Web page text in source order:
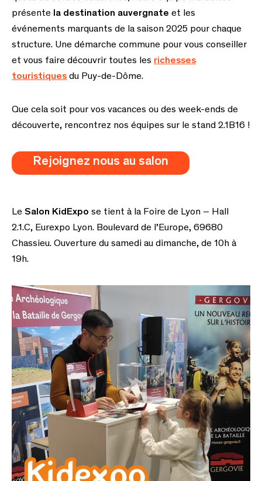
présente la destination auvergnate et les
événements marquants de la saison 2025 pour chaque
structure. Une démarche commune pour vous conseiller
et vous faire découvrir toutes les richesses
touristiques du Puy-de-Dôme.
Que cela soit pour vos vacances ou des week-ends de
découverte, rencontrez nos équipes sur le stand 2.1B16 !
Rejoignez nous au salon
Le Salon KidExpo se tient à la Foire de Lyon – Hall
2.1.C, Eurexpo Lyon. Boulevard de l’Europe, 69680
Chassieu. Ouverture du samedi au dimanche, de 10h à
19h.